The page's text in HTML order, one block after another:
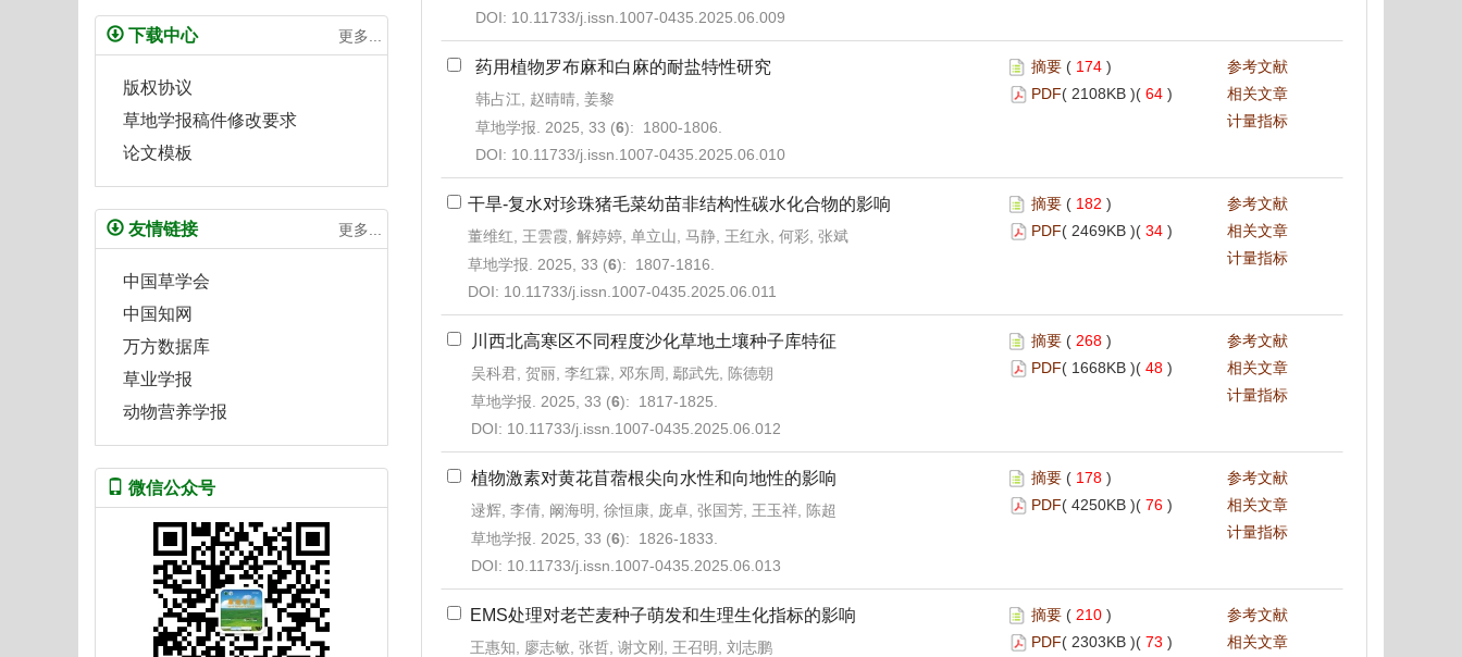
DOI: 10.11733/j.issn.1007-0435.2025.06.009
药用植物罗布麻和白麻的耐盐特性研究
韩占江, 赵晴晴, 姜黎
草地学报. 2025, 33 (6): 1800-1806.
DOI: 10.11733/j.issn.1007-0435.2025.06.010
摘要 ( 174 )
PDF( 2108KB )( 64 )
参考文献
相关文章
计量指标
干旱-复水对珍珠猪毛菜幼苗非结构性碳水化合物的影响
董维红, 王雲霞, 解婷婷, 单立山, 马静, 王红永, 何彩, 张斌
草地学报. 2025, 33 (6): 1807-1816.
DOI: 10.11733/j.issn.1007-0435.2025.06.011
摘要 ( 182 )
PDF( 2469KB )( 34 )
参考文献
相关文章
计量指标
川西北高寒区不同程度沙化草地土壤种子库特征
吴科君, 贺丽, 李红霖, 邓东周, 鄢武先, 陈德朝
草地学报. 2025, 33 (6): 1817-1825.
DOI: 10.11733/j.issn.1007-0435.2025.06.012
摘要 ( 268 )
PDF( 1668KB )( 48 )
参考文献
相关文章
计量指标
植物激素对黄花苜蓿根尖向水性和向地性的影响
逯辉, 李倩, 阚海明, 徐恒康, 庞卓, 张国芳, 王玉祥, 陈超
草地学报. 2025, 33 (6): 1826-1833.
DOI: 10.11733/j.issn.1007-0435.2025.06.013
摘要 ( 178 )
PDF( 4250KB )( 76 )
参考文献
相关文章
计量指标
EMS处理对老芒麦种子萌发和生理生化指标的影响
王惠知, 廖志敏, 张哲, 谢文刚, 王召明, 刘志鹏
摘要 ( 210 )
PDF( 2303KB )( 73 )
参考文献
相关文章
下载中心 更多...
版权协议
草地学报稿件修改要求
论文模板
友情链接 更多...
中国草学会
中国知网
万方数据库
草业学报
动物营养学报
微信公众号